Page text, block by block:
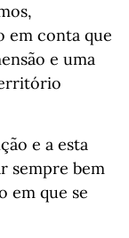
em conta que
e uma
e a esta
sempre bem
em que se